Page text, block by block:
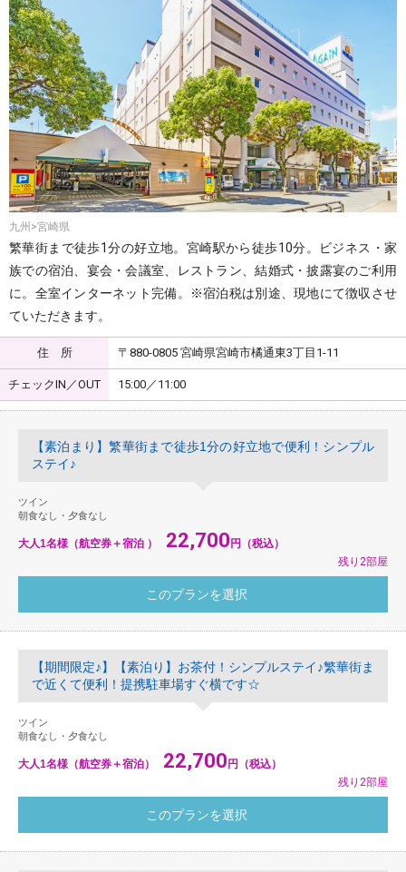
九州>宮崎県
繁華街まで徒歩1分の好立地。宮崎駅から徒歩10分。ビジネス・家
族での宿泊、宴会・会議室、レストラン、結婚式・披露宴のご利用
に。全室インターネット完備。※宿泊税は別途、現地にて徴収させ
ていただきます。
住 所 〒880-0805 宮崎県宮崎市橘通東3丁目1-11
チェックIN／OUT 15:00／11:00
【素泊まり】繁華街まで徒歩1分の好立地で便利！シンプル
ステイ♪
ツイン
朝食なし・夕食なし
大人1名様（航空券＋宿泊 ） 22,700 円（税込）
残り2部屋
【期間限定♪】【素泊り】お茶付！シンプルステイ♪繁華街ま
で近くて便利！提携駐車場すぐ横です☆
ツイン
朝食なし・夕食なし
大人1名様（航空券＋宿泊） 22,700 円（税込）
残り2部屋